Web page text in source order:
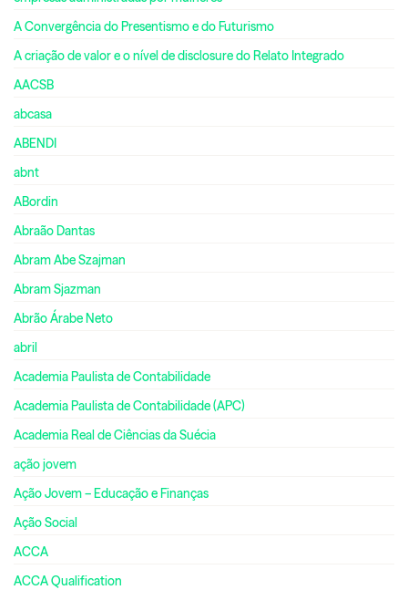
A Convergência do Presentismo e do Futurismo
A criação de valor e o nível de disclosure do Relato Integrado
AACSB
abcasa
ABENDI
abnt
ABordin
Abraão Dantas
Abram Abe Szajman
Abram Sjazman
Abrão Árabe Neto
abril
Academia Paulista de Contabilidade
Academia Paulista de Contabilidade (APC)
Academia Real de Ciências da Suécia
ação jovem
Ação Jovem – Educação e Finanças
Ação Social
ACCA
ACCA Qualification